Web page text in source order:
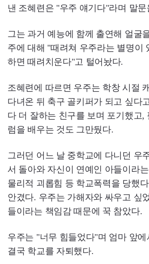
낸 조혜련은 "우주 얘기다"라며 말문
그는 과거 예능에 함께 출연해 얼굴
주에 대해 "때려쳐 우주라는 별명이
하면 때려치운다"고 털어놨다.
조혜련에 따르면 우주는 학창 시절
다녀온 뒤 축구 골키퍼가 되고 싶다
다 더 잘하는 친구를 보며 포기했고,
럼을 배우는 것도 그만뒀다.
그러던 어느 날 중학교에 다니던 우
서 돌아와 자신이 연예인 아들이라
물리적 괴롭힘 등 학교폭력을 당했
안겼다. 우주는 가해자와 싸우고 싶
들이라는 책임감 때문에 꾹 참았다.
우주는 "너무 힘들었다"며 엄마 앞
결국 학교를 자퇴했다.